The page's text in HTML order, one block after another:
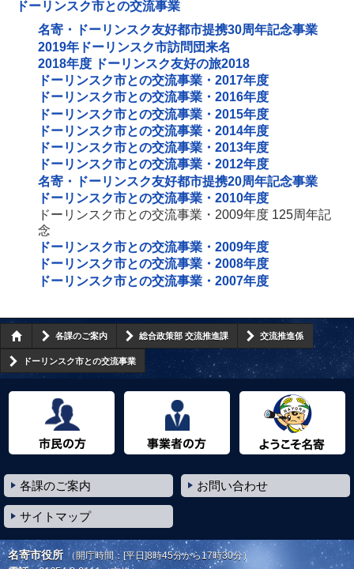
ドーリンスク市との交流事業
名寄・ドーリンスク友好都市提携30周年記念事業
2019年ドーリンスク市訪問団来名
2018年度 ドーリンスク友好の旅2018
ドーリンスク市との交流事業・2017年度
ドーリンスク市との交流事業・2016年度
ドーリンスク市との交流事業・2015年度
ドーリンスク市との交流事業・2014年度
ドーリンスク市との交流事業・2013年度
ドーリンスク市との交流事業・2012年度
名寄・ドーリンスク友好都市提携20周年記念事業
ドーリンスク市との交流事業・2010年度
ドーリンスク市との交流事業・2009年度 125周年記
念
ドーリンスク市との交流事業・2009年度
ドーリンスク市との交流事業・2008年度
ドーリンスク市との交流事業・2007年度
各課のご案内 総合政策部 交流推進課 交流推進係
ドーリンスク市との交流事業
各課のご案内 お問い合わせ
サイトマップ
名寄市役所 （開庁時間：[平日]8時45分から17時30分）